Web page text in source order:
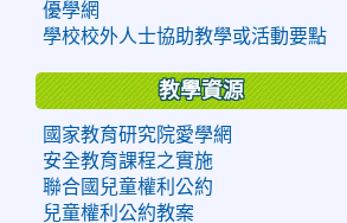
優學網
學校校外人士協助教學或活動要點
教學資源
國家教育研究院愛學網
安全教育課程之實施
聯合國兒童權利公約
兒童權利公約教案